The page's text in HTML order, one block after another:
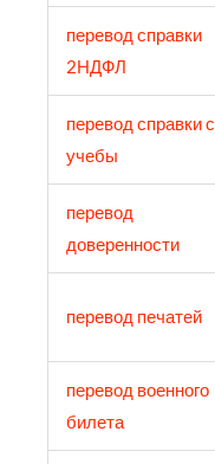
перевод справки
2НДФЛ
перевод справки с
учебы
перевод
доверенности
перевод печатей
перевод военного
билета